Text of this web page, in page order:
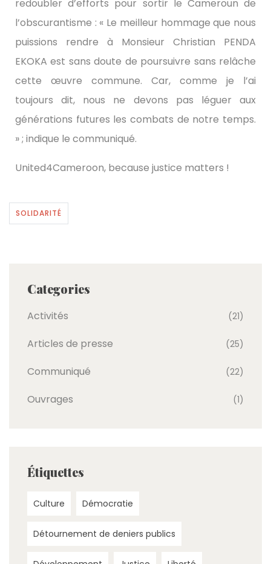
redoubler d’efforts pour sortir le Cameroun de
l’obscurantisme : « Le meilleur hommage que nous
puissions rendre à Monsieur Christian PENDA
EKOKA est sans doute de poursuivre sans relâche
cette œuvre commune. Car, comme je l’ai
toujours dit, nous ne devons pas léguer aux
générations futures les combats de notre temps.
» ; indique le communiqué.
United4Cameroon, because justice matters !
SOLIDARITÉ
Categories
Activités (21)
Articles de presse (25)
Communiqué (22)
Ouvrages (1)
Étiquettes
Culture Démocratie
Détournement de deniers publics